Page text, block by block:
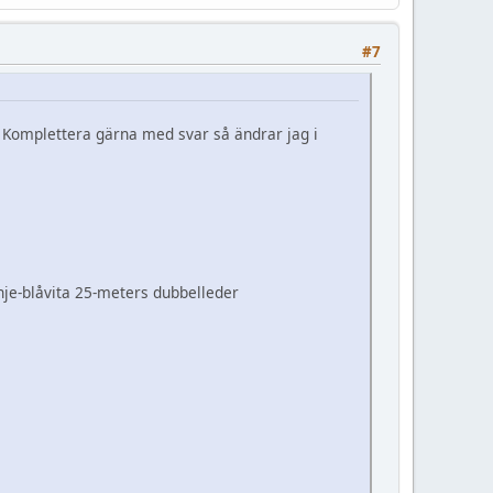
#7
gärna med svar så ändrar jag i
blåvita 25-meters dubbelleder